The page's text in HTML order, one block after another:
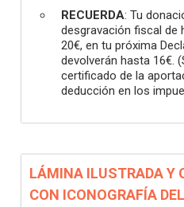
RECUERDA: Tu
desgravación fiscal de
20€, en tu próxima
devolverán hasta 16€.
certificado de la
deducción en los
LÁMINA ILUSTRADA Y
CON ICONOGRAFÍA